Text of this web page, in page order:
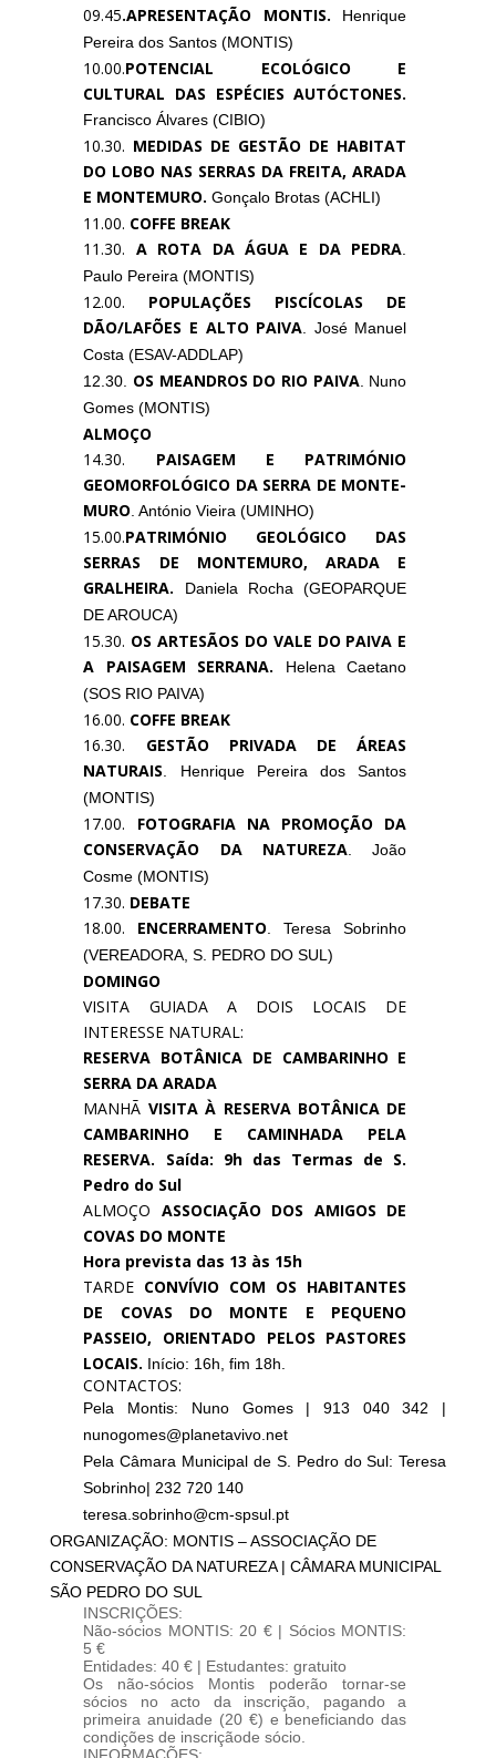
09.45.APRESENTAÇÃO MONTIS.
Henrique
Pereira dos Santos (MONTIS)
10.00.POTENCIAL ECOLÓGICO E
CULTURAL DAS ESPÉCIES AUTÓCTONES.
Francisco Álvares (CIBIO)
10.30. MEDIDAS DE GESTÃO DE HABITAT
DO LOBO NAS SERRAS DA FREITA, ARADA
E MONTEMURO.Gonçalo Brotas (ACHLI)
11.00. COFFE BREAK
11.30. A ROTA DA ÁGUA E DA PEDRA.
Paulo Pereira (MONTIS)
12.00. POPULAÇÕES PISCÍCOLAS DE
DÃO/LAFÕES E ALTO PAIVA. José Manuel
Costa (ESAV-ADDLAP)
12.30. OS MEANDROS DO RIO PAIVA. Nuno
Gomes (MONTIS)
ALMOÇO
14.30. PAISAGEM E PATRIMÓNIO
GEOMORFOLÓGICO DA SERRA DE MONTE­
MURO. António Vieira (UMINHO)
15.00.PATRIMÓNIO GEOLÓGICO DAS
SERRAS DE MONTEMURO, ARADA E
GRALHEIRA.
Daniela Rocha (GEOPARQUE
DE AROUCA)
15.30. OS ARTESÃOS DO VALE DO PAIVA E
A PAISAGEM SERRANA.
Helena Caetano
(SOS RIO PAIVA)
16.00. COFFE BREAK
16.30. GESTÃO PRIVADA DE ÁREAS
NATURAIS. Henrique Pereira dos Santos
(MONTIS)
17.00. FOTOGRAFIA NA PROMOÇÃO DA
CONSERVAÇÃO DA NATUREZA. João
Cosme (MONTIS)
17.30. DEBATE
18.00. ENCERRAMENTO. Teresa Sobrinho
(VEREADORA, S. PEDRO DO SUL)
DOMINGO
VISITA GUIADA A DOIS LOCAIS DE
INTERESSE NATURAL:
RESERVA BOTÂNICA DE CAMBARINHO E
SERRA DA ARADA
MANHÃ VISITA À RESERVA BOTÂNICA DE
CAMBARINHO E CAMINHADA PELA
RESERVA. Saída: 9h das Termas de S.
Pedro do Sul
ALMOÇO ASSOCIAÇÃO DOS AMIGOS DE
COVAS DO MONTE
Hora prevista das 13 às 15h
TARDE CONVÍVIO COM OS HABITANTES
DE COVAS DO MONTE E PEQUENO
PASSEIO, ORIENTADO PELOS PASTORES
LOCAIS. Início: 16h, fim 18h.
CONTACTOS:
Pela Montis: Nuno Gomes | 913 040 342 |
nunogomes@planetavivo.net
Pela Câmara Municipal de S. Pedro do Sul: Teresa
Sobrinho| 232 720 140
teresa.sobrinho@cm-spsul.pt
ORGANIZAÇÃO: MONTIS – ASSOCIAÇÃO DE
CONSERVAÇÃO DA NATUREZA | CÂMARA MUNICIPAL
SÃO PEDRO DO SUL
INSCRIÇÕES:
Não-sócios MONTIS: 20 € | Sócios MONTIS:
5 €
Entidades: 40 € | Estudantes: gratuito
Os não-sócios Montis poderão tornar-se
sócios no acto da inscrição, pagando a
primeira anuidade (20 €) e beneficiando das
condições de inscriçãode sócio.